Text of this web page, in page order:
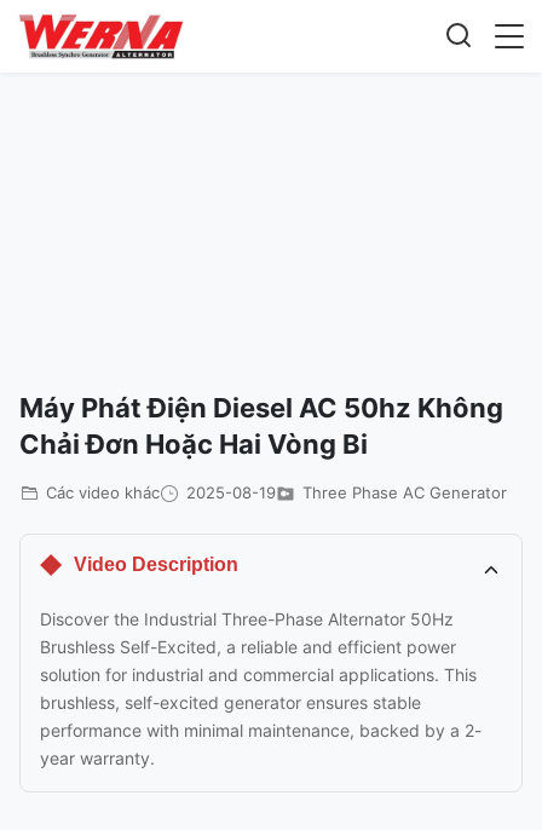
Máy Phát Điện Diesel AC 50hz Không
Chải Đơn Hoặc Hai Vòng Bi
Các video khác 2025-08-19 Three Phase AC Generator
Video Description
Discover the Industrial Three-Phase Alternator 50Hz
Brushless Self-Excited, a reliable and efficient power
solution for industrial and commercial applications. This
brushless, self-excited generator ensures stable
performance with minimal maintenance, backed by a 2-
year warranty.